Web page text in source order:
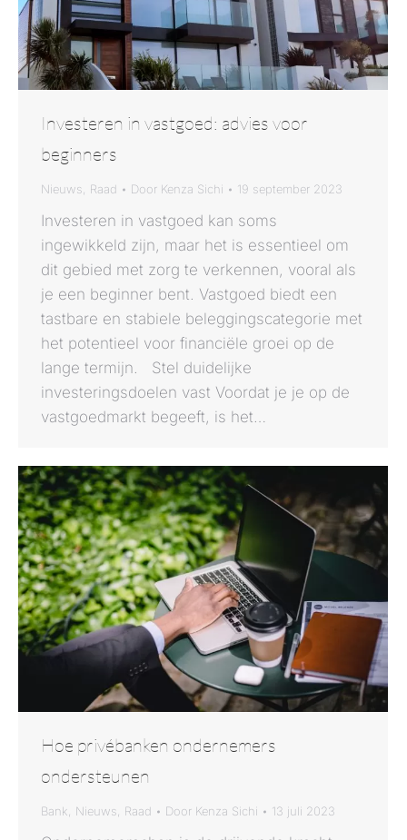
Investeren in vastgoed: advies voor
beginners
Nieuws, Raad Door Kenza Sichi 19 september 2023
Investeren in vastgoed kan soms
ingewikkeld zijn, maar het is essentieel om
dit gebied met zorg te verkennen, vooral als
je een beginner bent. Vastgoed biedt een
tastbare en stabiele beleggingscategorie met
het potentieel voor financiële groei op de
lange termijn. Stel duidelijke
investeringsdoelen vast Voordat je je op de
vastgoedmarkt begeeft, is het…
Hoe privébanken ondernemers
ondersteunen
Bank Nieuws Raad Door Kenza Sichi 13 juli 2023